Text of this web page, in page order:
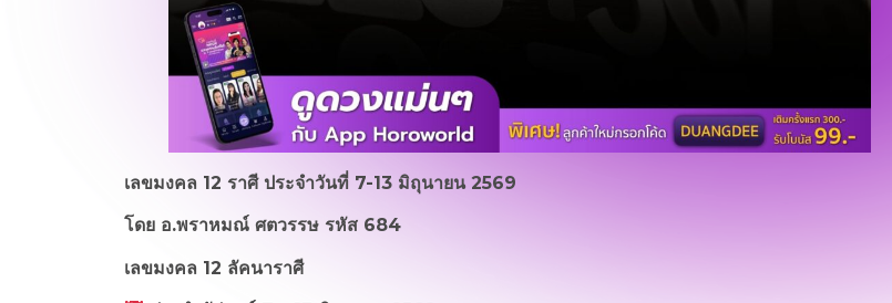
เลขมงคล 12 ราศี ประจำวันที่ 7-13 มิถุนายน 2569
โดย อ.พราหมณ์ ศตวรรษ รหัส 684
เลขมงคล 12 ลัคนาราศี